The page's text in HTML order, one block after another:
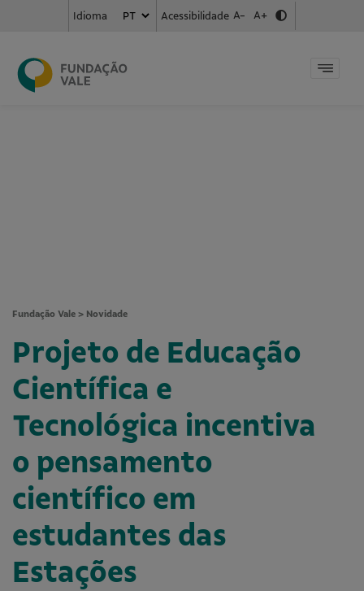
Idioma Acessibilidade A- A+
Fundação Vale > Novidade
Projeto de Educação
Científica e
Tecnológica incentiva
o pensamento
científico em
estudantes das
Estações